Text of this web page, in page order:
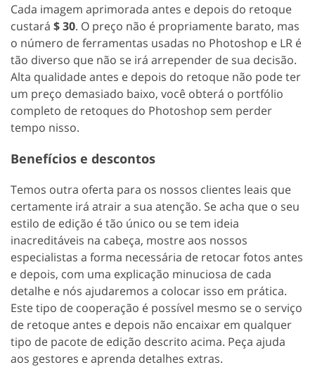
Cada imagem aprimorada antes e depois do retoque
custará $ 30. O preço não é propriamente barato, mas
o número de ferramentas usadas no Photoshop e LR é
tão diverso que não se irá arrepender de sua decisão.
Alta qualidade antes e depois do retoque não pode ter
um preço demasiado baixo, você obterá o portfólio
completo de retoques do Photoshop sem perder
tempo nisso.
Benefícios e descontos
Temos outra oferta para os nossos clientes leais que
certamente irá atrair a sua atenção. Se acha que o seu
estilo de edição é tão único ou se tem ideia
inacreditáveis na cabeça, mostre aos nossos
especialistas a forma necessária de retocar fotos antes
e depois, com uma explicação minuciosa de cada
detalhe e nós ajudaremos a colocar isso em prática.
Este tipo de cooperação é possível mesmo se o serviço
de retoque antes e depois não encaixar em qualquer
tipo de pacote de edição descrito acima. Peça ajuda
aos gestores e aprenda detalhes extras.